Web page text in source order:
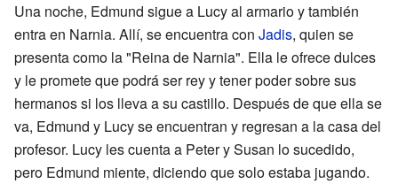
Una noche, Edmund sigue a Lucy al armario y también
entra en Narnia. Allí, se encuentra con Jadis, quien se
presenta como la "Reina de Narnia". Ella le ofrece dulces
y le promete que podrá ser rey y tener poder sobre sus
hermanos si los lleva a su castillo. Después de que ella se
va, Edmund y Lucy se encuentran y regresan a la casa del
profesor. Lucy les cuenta a Peter y Susan lo sucedido,
pero Edmund miente, diciendo que solo estaba jugando.